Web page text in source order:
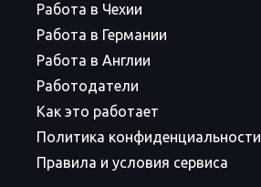
Работа в Чехии
Работа в Германии
Работа в Англии
Работодатели
Как это работает
Политика конфиденциальности
Правила и условия сервиса